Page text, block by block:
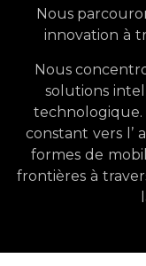
Nous
innovation à
Nous
solutions
technologique.
constant vers l’
formes de
frontières à